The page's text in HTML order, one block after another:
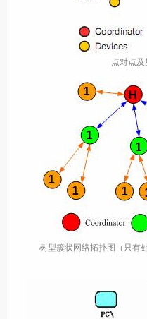
点对点及
树型簇状网络拓扑图（只有